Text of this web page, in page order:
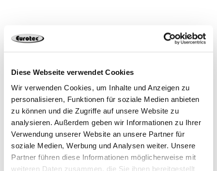
Diese Webseite verwendet Cookies
Wir verwenden Cookies, um Inhalte und Anzeigen zu
personalisieren, Funktionen für soziale Medien anbieten
zu können und die Zugriffe auf unsere Website zu
analysieren. Außerdem geben wir Informationen zu Ihrer
Verwendung unserer Website an unsere Partner für
soziale Medien, Werbung und Analysen weiter. Unsere
Partner führen diese Informationen möglicherweise mit
weiteren Daten zusammen, die Sie ihnen bereitgestellt
Productos adecuados
Drill Tool 50X Broca escalonada 50X